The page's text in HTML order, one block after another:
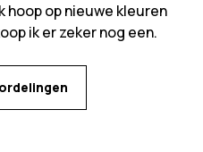
hoop op nieuwe kleuren
ik er zeker nog een.